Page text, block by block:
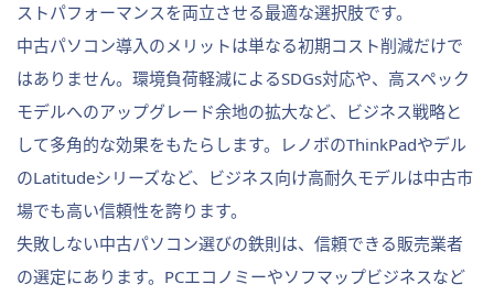
ストパフォーマンスを両立させる最適な選択肢です。
中古パソコン導入のメリットは単なる初期コスト削減だけで
はありません。環境負荷軽減によるSDGs対応や、高スペック
モデルへのアップグレード余地の拡大など、ビジネス戦略と
して多角的な効果をもたらします。レノボのThinkPadやデル
のLatitudeシリーズなど、ビジネス向け高耐久モデルは中古市
場でも高い信頼性を誇ります。
失敗しない中古パソコン選びの鉄則は、信頼できる販売業者
の選定にあります。PCエコノミーやソフマップビジネスなど